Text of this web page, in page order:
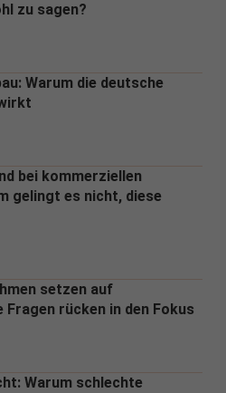
zu sagen?
Warum die deutsche
bei kommerziellen
gelingt es nicht, diese
setzen auf
Fragen rücken in den Fokus
Warum schlechte